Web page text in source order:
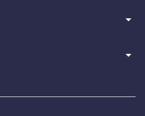
arrow_drop_down
arrow_drop_down